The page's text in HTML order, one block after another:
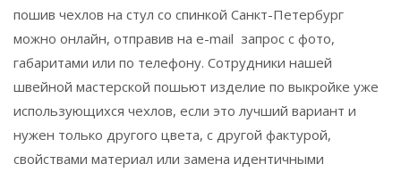
пошив чехлов на стул со спинкой Санкт-Петербург
можно онлайн, отправив на e-mail запрос с фото,
габаритами или по телефону. Сотрудники нашей
швейной мастерской пошьют изделие по выкройке уже
использующихся чехлов, если это лучший вариант и
нужен только другого цвета, с другой фактурой,
свойствами материал или замена идентичными